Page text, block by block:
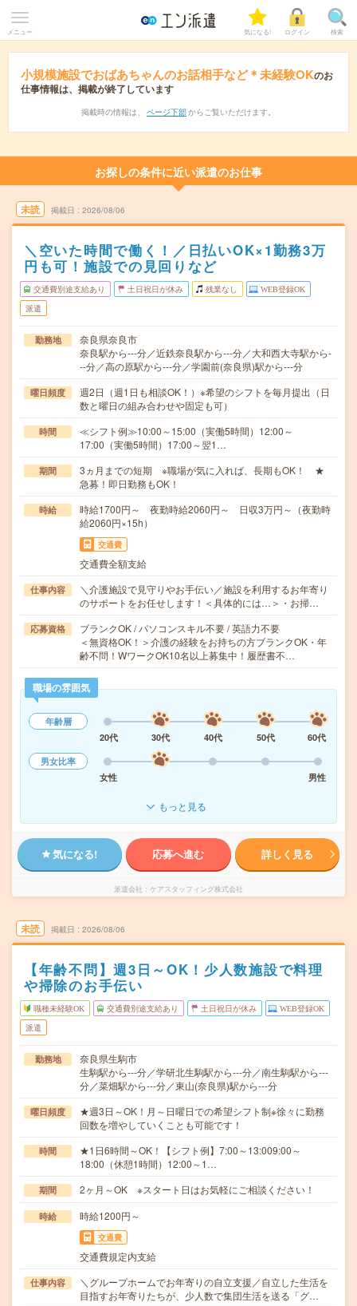
メニュー 気になる! ログイン 検索
小規模施設でおばあちゃんのお話相手など＊未経験OKのお
仕事情報は、掲載が終了しています
掲載時の情報は、 ページ下部 からご覧いただけます。
お探しの条件に近い派遣のお仕事
未読 掲載日 2026/08/06
＼空いた時間で働く！／日払いOK×1勤務3万
円も可！施設での見回りなど
交通費別途支給あり 土日祝日が休み 残業なし WEB登録OK
派遣
勤務地
奈良県奈良市
奈良駅から---分／近鉄奈良駅から---分／大和西大寺駅から-
--分／高の原駅から---分／学園前(奈良県)駅から---分
曜日頻度
週2日（週1日も相談OK！）※希望のシフトを毎月提出（日
数と曜日の組み合わせや固定も可）
時間
≪シフト例≫10:00～15:00（実働5時間）12:00～
17:00（実働5時間）17:00～翌1…
期間
3ヵ月までの短期 ※職場が気に入れば、長期もOK！ ★
急募！即日勤務もOK！
時給
時給1700円～ 夜勤時給2060円～ 日収3万円～（夜勤時
給2060円×15h）
交通費
交通費全額支給
仕事内容
＼介護施設で見守りやお手伝い／施設を利用するお年寄り
のサポートをお任せします！＜具体的には…＞・お掃…
応募資格
ブランクOK / パソコンスキル不要 / 英語力不要
＜無資格OK！＞介護の経験をお持ちの方ブランクOK・年
齢不問！WワークOK10名以上募集中！履歴書不…
職場の雰囲気
年齢層
20代
30代 40代 50代
60代
男女比率
女性
男性
もっと見る
気になる! 応募へ進む 詳しく見る
派遣会社 ケアスタッフィング株式会社
未読 掲載日 2026/08/06
【年齢不問】週3日～OK！少人数施設で料理
や掃除のお手伝い
職種未経験OK 交通費別途支給あり 土日祝日が休み WEB登録OK
派遣
勤務地
奈良県生駒市
生駒駅から---分／学研北生駒駅から---分／南生駒駅から---
分／菜畑駅から---分／東山(奈良県)駅から---分
曜日頻度
★週3日～OK！月～日曜日での希望シフト制※徐々に勤務
回数を増やしていくことも可能です！
時間
★1日6時間～OK！【シフト例】7:00～13:009:00～
18:00（休憩1時間）12:00～1…
期間 2ヶ月～OK ※スタート日はお気軽にご相談ください！
時給 時給1200円～
交通費
交通費規定内支給
仕事内容
＼グループホームでお年寄りの自立支援／自立した生活を
目指すお年寄りたちが、少人数で集団生活を送る「グ…